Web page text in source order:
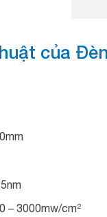
của
– 3000mw/cm²